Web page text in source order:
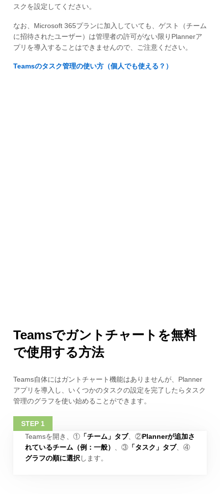
スクを設定してください。
なお、Microsoft 365プランに加入していても、ゲスト（チーム
に招待されたユーザー）は管理者の許可がない限りPlannerア
プリを導入することはできませんので、ご注意ください。
Teamsのタスク管理の使い方（個人でも使える？）
Teamsでガントチャートを無料
で使用する方法
Teams自体にはガントチャート機能はありませんが、Planner
アプリを導入し、いくつかのタスクの設定を完了したらタスク
管理のグラフを使い始めることができます。
Teamsを開き、①「チーム」タブ、②Plannerが追加さ
れているチーム（例：一般）
、③「タスク」タブ、④
グラフの順に選択 します。